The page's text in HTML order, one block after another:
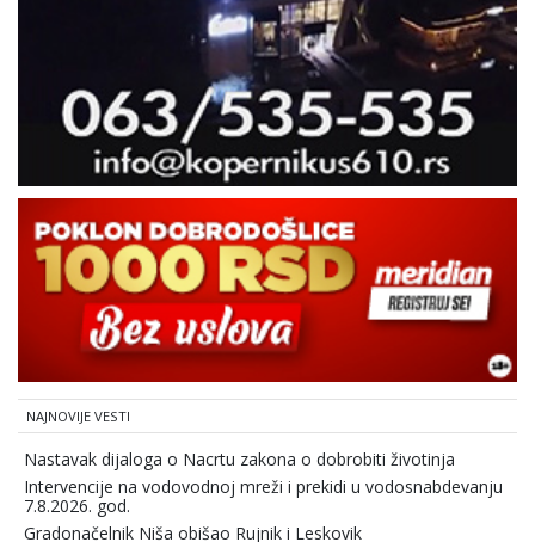
NAJNOVIJE VESTI
Nastavak dijaloga o Nacrtu zakona o dobrobiti životinja
Intervencije na vodovodnoj mreži i prekidi u vodosnabdevanju
7.8.2026. god.
Gradonačelnik Niša obišao Rujnik i Leskovik